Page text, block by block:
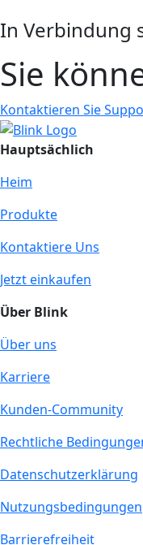
In Verbindung
Sie
Kontaktieren Sie
Hauptsächlich
Heim
Produkte
Kontaktiere Uns
Jetzt einkaufen
Über Blink
Über uns
Karriere
Kunden-Community
Rechtliche
Datenschutzerklärung
Nutzungsbedingungen
Barrierefreiheit